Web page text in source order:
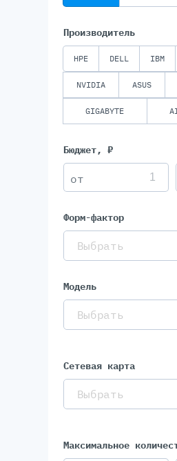
Производитель
HPE DELL IBM
NVIDIA ASUS
GIGABYTE
Бюджет, ₽
Форм-фактор
Выбрать
Модель
Выбрать
Сетевая карта
Выбрать
Максимальное